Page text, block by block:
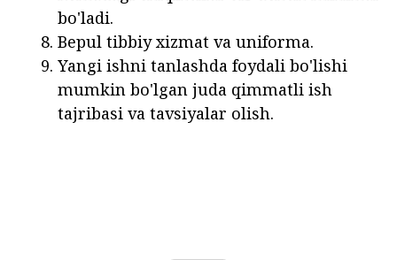
bo'ladi.
Bepul tibbiy xizmat va uniforma.
Yangi ishni tanlashda foydali bo'lishi
mumkin bo'lgan juda qimmatli ish
tajribasi va tavsiyalar olish.